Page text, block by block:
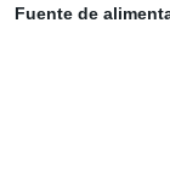
Fuente de